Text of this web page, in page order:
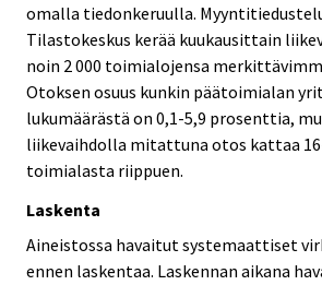
omalla tiedonkeruulla.
Tilastokeskus kerää kuukausittain
noin 2 000 toimialojensa
Otoksen osuus kunkin päätoimialan
lukumäärästä on 0,1-5,9 prosenttia,
liikevaihdolla mitattuna otos kattaa
toimialasta riippuen.
Laskenta
Aineistossa havaitut systemaattiset
ennen laskentaa. Laskennan aikana